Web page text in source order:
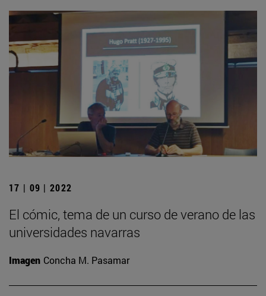
17 | 09 | 2022
El cómic, tema de un curso de verano de las
universidades navarras
Imagen Concha M. Pasamar